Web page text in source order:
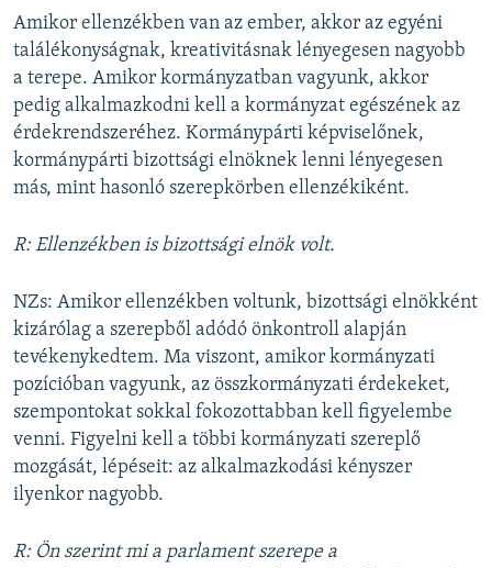
Amikor ellenzékben van az ember, akkor az egyéni
találékonyságnak, kreativitásnak lényegesen nagyobb
a terepe. Amikor kormányzatban vagyunk, akkor
pedig alkalmazkodni kell a kormányzat egészének az
érdekrendszeréhez. Kormánypárti képviselőnek,
kormánypárti bizottsági elnöknek lenni lényegesen
más, mint hasonló szerepkörben ellenzékiként.
R: Ellenzékben is bizottsági elnök volt.
NZs: Amikor ellenzékben voltunk, bizottsági elnökként
kizárólag a szerepből adódó önkontroll alapján
tevékenykedtem. Ma viszont, amikor kormányzati
pozícióban vagyunk, az összkormányzati érdekeket,
szempontokat sokkal fokozottabban kell figyelembe
venni. Figyelni kell a többi kormányzati szereplő
mozgását, lépéseit: az alkalmazkodási kényszer
ilyenkor nagyobb.
R: Ön szerint mi a parlament szerepe a